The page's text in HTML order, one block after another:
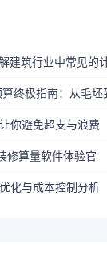
建筑行业中常见的
你避免超支与浪费
修算量软件体验官
化与成本控制分析